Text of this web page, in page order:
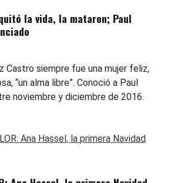
la vida, la mataron; Paul
Castro siempre fue una mujer feliz,
“un alma libre”. Conoció a Paul
noviembre y diciembre de 2016.